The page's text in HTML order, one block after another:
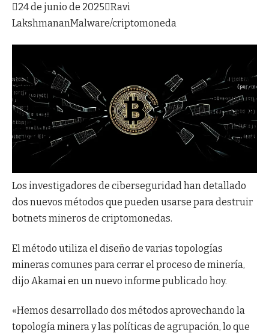
24 de junio de 2025Ravi
LakshmananMalware/criptomoneda
Los investigadores de ciberseguridad han detallado
dos nuevos métodos que pueden usarse para destruir
botnets mineros de criptomonedas.
El método utiliza el diseño de varias topologías
mineras comunes para cerrar el proceso de minería,
dijo Akamai en un nuevo informe publicado hoy.
«Hemos desarrollado dos métodos aprovechando la
topología minera y las políticas de agrupación, lo que